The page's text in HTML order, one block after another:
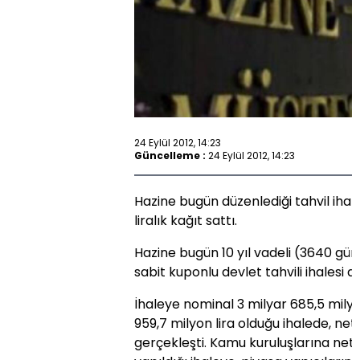
24 Eylül 2012, 14:23
Güncelleme : 24 Eylül 2012, 14:23
Hazine bugün düzenlediği tahvil
liralık kağıt sattı.
Hazine bugün 10 yıl vadeli (3640
sabit kuponlu devlet tahvili ihalesi
İhaleye nominal 3 milyar 685,5
959,7 milyon lira olduğu ihalede,
gerçekleşti. Kamu kuruluşlarına